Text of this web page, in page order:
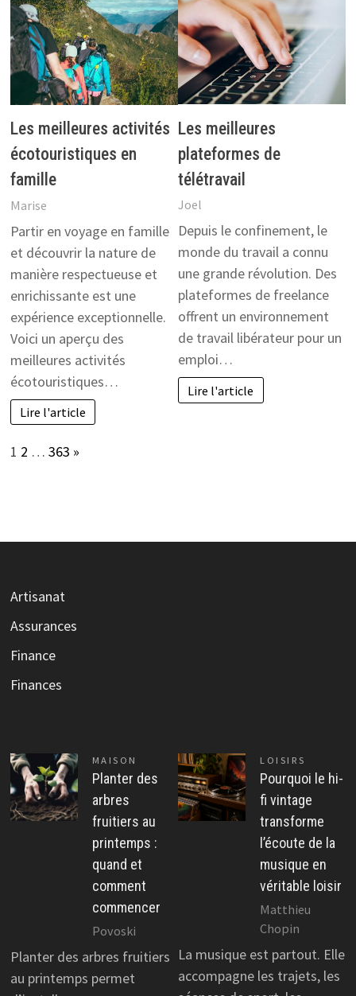
Les meilleures activités
écotouristiques en
famille
Marise
Partir en voyage en famille
et découvrir la nature de
manière respectueuse et
enrichissante est une
expérience exceptionnelle.
Voici un aperçu des
meilleures activités
écotouristiques…
Lire l'article
Les meilleures
plateformes de
télétravail
Joel
Depuis le confinement, le
monde du travail a connu
une grande révolution. Des
plateformes de freelance
offrent un environnement
de travail libérateur pour un
emploi…
Lire l'article
Page:
1 2 … 363 Next
»
Artisanat
Assurances
Finance
Finances
MAISON
Planter des
arbres
fruitiers au
printemps :
quand et
comment
commencer
Povoski
Planter des arbres fruitiers
au printemps permet
LOISIRS
Pourquoi le hi-
fi vintage
transforme
l’écoute de la
musique en
véritable loisir
Matthieu
Chopin
La musique est partout. Elle
accompagne les trajets, les